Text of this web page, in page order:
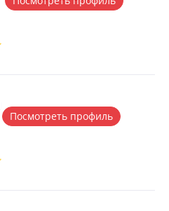
Посмотреть профиль